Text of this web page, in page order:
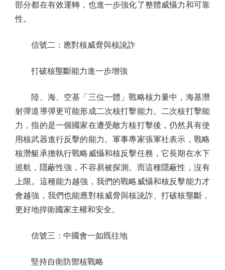
部分都在有效運轉，也進一步強化了整體威懾力和可靠
性。
信號二：應對核威脅與核訛詐
打破核壟斷能力進一步增強
陸、海、空基「三位一體」戰略核力量中，海基潛
射彈道導彈更可能形成二次核打擊能力。二次核打擊能
力，指的是一個國家在遭受敵方核打擊後，仍然具有使
用核武器進行反擊的能力。軍事專家張軍社表示，戰略
核潛艇承擔執行戰略威懾和核反擊任務，它長期在水下
巡航，隱蔽性強，不容易被探測。而這種隱蔽性，沒有
上限。這種能力越強，我們的戰略威懾和核反擊能力才
會越強，我們也能應對核威脅與核訛詐、打破核壟斷，
更好地捍衛國家主權和安全。
信號三：中國會一如既往地
堅持自衛防禦核戰略